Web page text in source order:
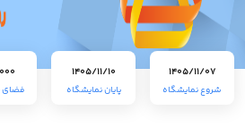
1405/11/07
شروع نمایشگاه
1405/11/10
پایان نمایشگاه
فضای